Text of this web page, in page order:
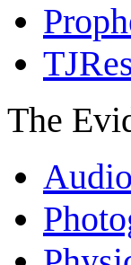
The